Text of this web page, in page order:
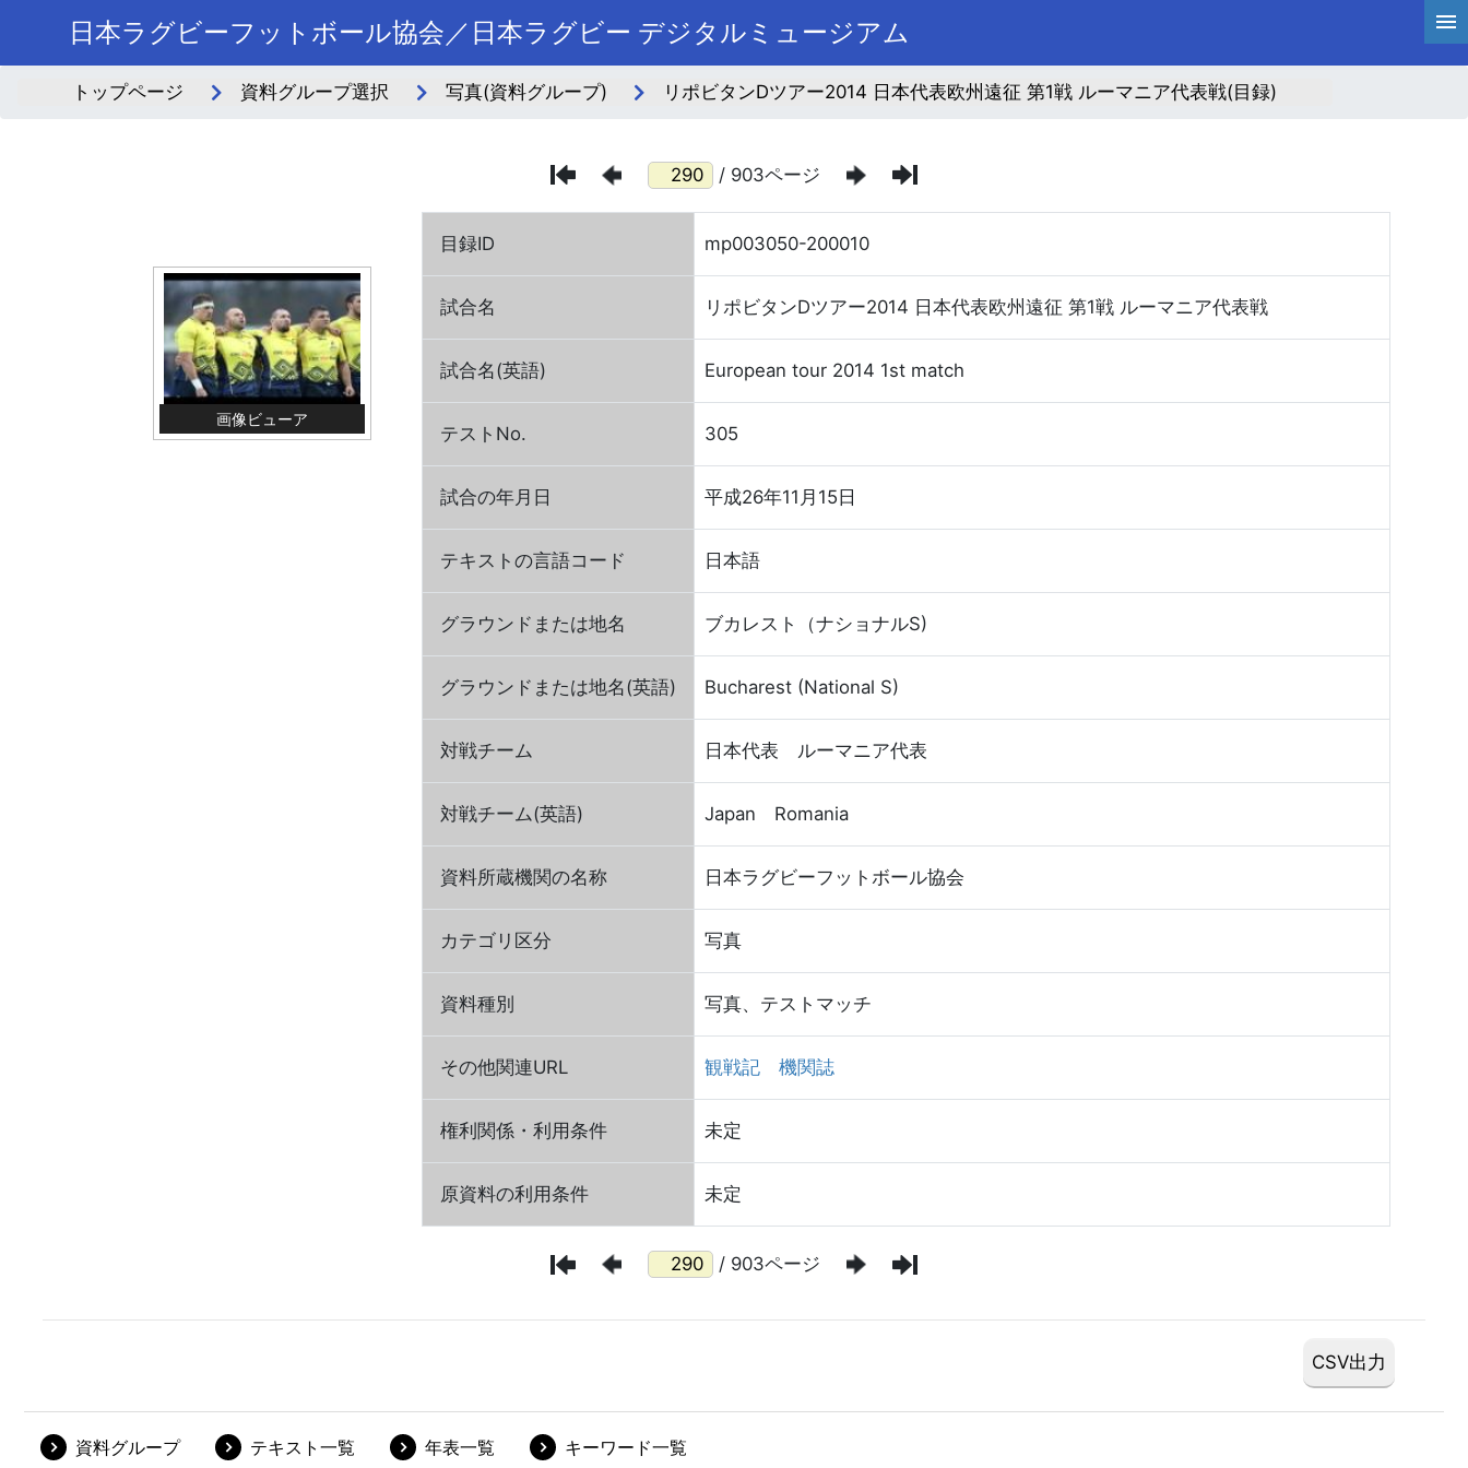
日本ラグビーフットボール協会／日本ラグビー デジタルミュージアム
トップページ 資料グループ選択 写真(資料グループ) リポビタンDツアー2014 日本代表欧州遠征 第1戦 ルーマニア代表戦(目録)
/ 903ページ
画像ビューア
目録ID mp003050-200010
試合名 リポビタンDツアー2014 日本代表欧州遠征 第1戦 ルーマニア代表戦
試合名(英語) European tour 2014 1st match
テストNo. 305
試合の年月日 平成26年11月15日
テキストの言語コード 日本語
グラウンドまたは地名 ブカレスト（ナショナルS)
グラウンドまたは地名(英語) Bucharest (National S)
対戦チーム 日本代表 ルーマニア代表
対戦チーム(英語) Japan Romania
資料所蔵機関の名称 日本ラグビーフットボール協会
カテゴリ区分 写真
資料種別 写真、テストマッチ
その他関連URL 観戦記 機関誌
権利関係・利用条件 未定
原資料の利用条件 未定
/ 903ページ
資料グループ テキスト一覧 年表一覧 キーワード一覧